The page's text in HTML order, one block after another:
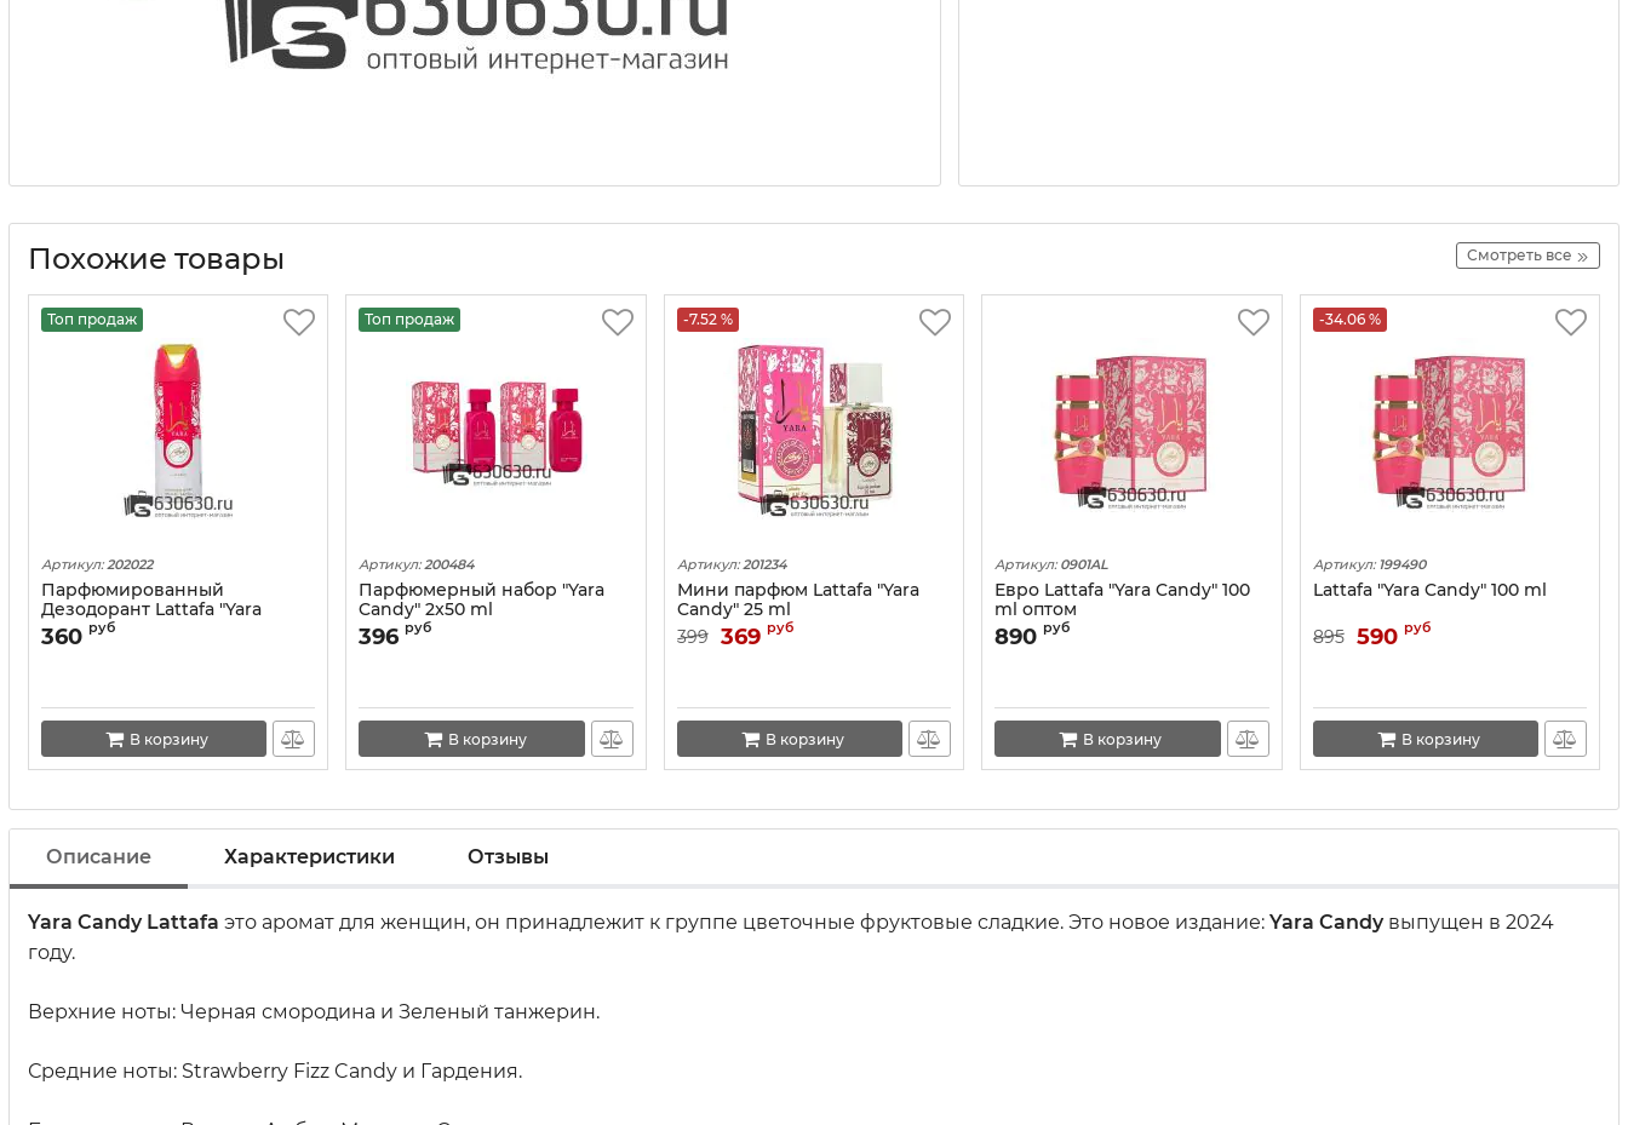
Похожие товары Смотреть все
Топ продаж
Артикул: 202022
Парфюмированный
Дезодорант Lattafa "Yara
Candy" 200 ml
360 руб
В корзину
Топ продаж
Артикул: 200484
Парфюмерный набор "Yara
Candy" 2x50 ml
396 руб
В корзину
-7.52 %
Артикул: 201234
Мини парфюм Lattafa "Yara
Candy" 25 ml
399 369 руб
В корзину
Артикул: 0901AL
Евро Lattafa "Yara Candy" 100
ml оптом
890 руб
В корзину
-34.06 %
Артикул: 199490
Lattafa "Yara Candy" 100 ml
895 590 руб
В корзину
Описание Характеристики Отзывы
Yara Candy Lattafa это аромат для женщин, он принадлежит к группе цветочные фруктовые сладкие. Это новое издание: Yara Candyвыпущен в 2024
году.
Верхние ноты: Черная смородина и Зеленый танжерин.
Средние ноты: Strawberry Fizz Candy и Гардения.